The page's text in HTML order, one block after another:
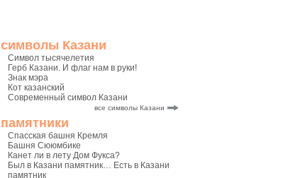
символы Казани
Символ тысячелетия
Герб Казани. И флаг нам в руки!
Знак мэра
Кот казанский
Современный символ Казани
все символы Казани
памятники
Спасская башня Кремля
Башня Сююмбике
Канет ли в лету Дом Фукса?
Был в Казани памятник… Есть в Казани
памятник